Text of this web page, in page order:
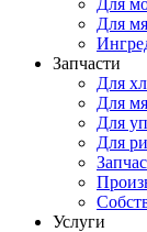
Для
Для
Запчасти
Для
Для
Для
Для
Услуги